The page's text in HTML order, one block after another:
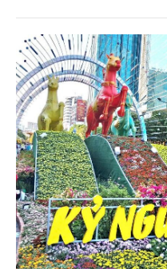
Green Paradise.